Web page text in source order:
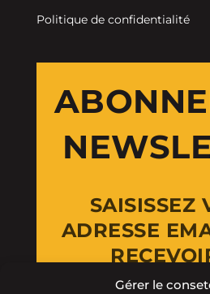
Gérer le
Politique de confidentialité
SAISISSEZ
ADRESSE